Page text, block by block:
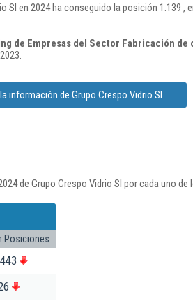
Sl en 2024 ha conseguido la posición 1.139
de Empresas del Sector Fabricación
información de Grupo Crespo Vidrio Sl
de Grupo Crespo Vidrio Sl por cada uno de
Posiciones